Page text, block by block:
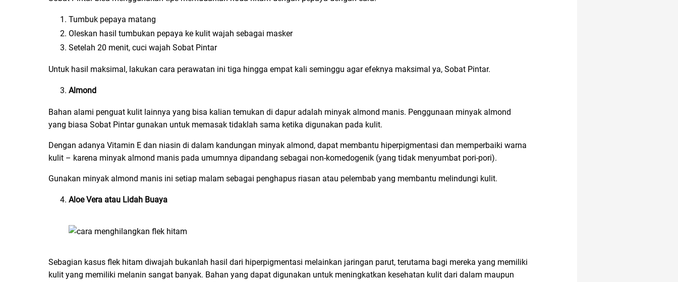
Tumbuk pepaya matang
Oleskan hasil tumbukan pepaya ke kulit wajah sebagai masker
Setelah 20 menit, cuci wajah Sobat Pintar
Untuk hasil maksimal, lakukan cara perawatan ini tiga hingga empat kali seminggu agar efeknya maksimal ya, Sobat Pintar.
Almond
Bahan alami penguat kulit lainnya yang bisa kalian temukan di dapur adalah minyak almond manis. Penggunaan minyak almond
yang biasa Sobat Pintar gunakan untuk memasak tidaklah sama ketika digunakan pada kulit.
Dengan adanya Vitamin E dan niasin di dalam kandungan minyak almond, dapat membantu hiperpigmentasi dan memperbaiki warna
kulit – karena minyak almond manis pada umumnya dipandang sebagai non-komedogenik (yang tidak menyumbat pori-pori).
Gunakan minyak almond manis ini setiap malam sebagai penghapus riasan atau pelembab yang membantu melindungi kulit.
Aloe Vera atau Lidah Buaya
Sebagian kasus flek hitam diwajah bukanlah hasil dari hiperpigmentasi melainkan jaringan parut, terutama bagi mereka yang memiliki
kulit yang memiliki melanin sangat banyak. Bahan yang dapat digunakan untuk meningkatkan kesehatan kulit dari dalam maupun